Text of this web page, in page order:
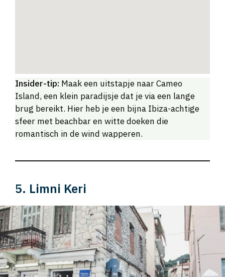
Insider-tip: Maak een uitstapje naar Cameo
Island, een klein paradijsje dat je via een lange
brug bereikt. Hier heb je een bijna Ibiza-achtige
sfeer met beachbar en witte doeken die
romantisch in de wind wapperen.
5. Limni Keri